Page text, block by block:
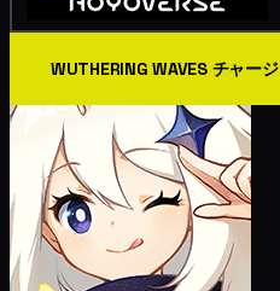
WUTHERING WAVES チャージ